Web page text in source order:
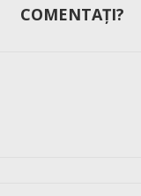
COMENTAȚI?